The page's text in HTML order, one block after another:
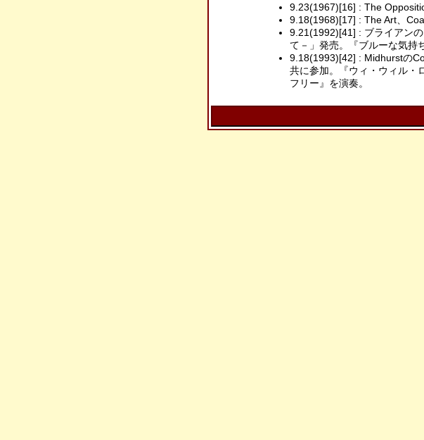
9.23(1967)[16] : The
9.18(1968)[17] : The Art、
9.21(1992)[41] : ブライアン
て－」発売。『ブルーな気持
9.18(1993)[42] : Midhurstの
共に参加。『ウィ・ウィル・
フリー』を演奏。